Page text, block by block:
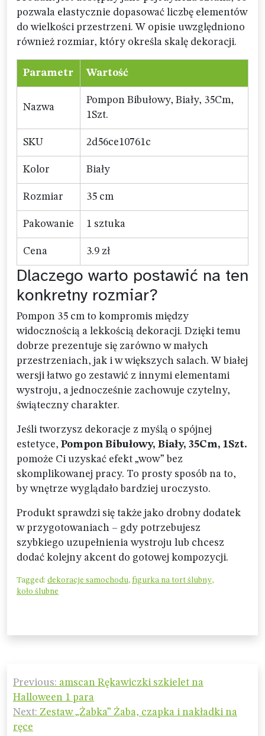
pozwala elastycznie dopasować liczbę elementów
do wielkości przestrzeni. W opisie uwzględniono
również rozmiar, który określa skalę dekoracji.
Parametr Wartość
Nazwa
Pompon Bibułowy, Biały, 35Cm,
1Szt.
SKU 2d56ce10761c
Kolor Biały
Rozmiar 35 cm
Pakowanie 1 sztuka
Cena 3.9 zł
Dlaczego warto postawić na ten
konkretny rozmiar?
Pompon 35 cm to kompromis między
widocznością a lekkością dekoracji. Dzięki temu
dobrze prezentuje się zarówno w małych
przestrzeniach, jak i w większych salach. W białej
wersji łatwo go zestawić z innymi elementami
wystroju, a jednocześnie zachowuje czytelny,
świąteczny charakter.
Jeśli tworzysz dekoracje z myślą o spójnej
estetyce, Pompon Bibułowy, Biały, 35Cm, 1Szt.
pomoże Ci uzyskać efekt „wow” bez
skomplikowanej pracy. To prosty sposób na to,
by wnętrze wyglądało bardziej uroczysto.
Produkt sprawdzi się także jako drobny dodatek
w przygotowaniach – gdy potrzebujesz
szybkiego uzupełnienia wystroju lub chcesz
dodać kolejny akcent do gotowej kompozycji.
Tagged: dekoracje samochodu, figurka na tort ślubny,
koło ślubne
wpisu
Previous: amscan Rękawiczki szkielet na
Halloween 1 para
Next: Zestaw „Żabka” Żaba, czapka i nakładki na
ręce